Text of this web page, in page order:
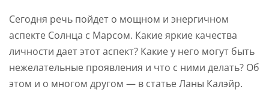
Сегодня речь пойдет о мощном и энергичном
аспекте Солнца с Марсом. Какие яркие качества
личности дает этот аспект? Какие у него могут быть
нежелательные проявления и что с ними делать? Об
этом и о многом другом — в статье Ланы Калэйр.